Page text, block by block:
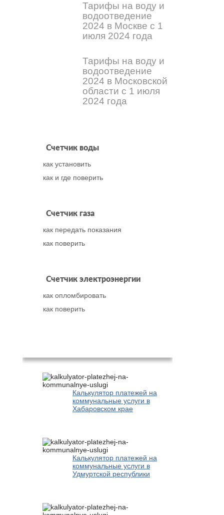
Тарифы на воду и
водоотведение
2024 в Москве с 1
июля 2024 года
Тарифы на воду и
водоотведение
2024 в Московской
области с 1 июля
2024 года
Счетчик воды
как установить
как и где поверить
Счетчик газа
как передать показания
как поверить
Счетчик электроэнергии
как опломбировать
как поверить
Калькулятор платежей на
коммунальные услуги в
Хабаровском крае
Калькулятор платежей на
коммунальные услуги в
Удмуртской республики